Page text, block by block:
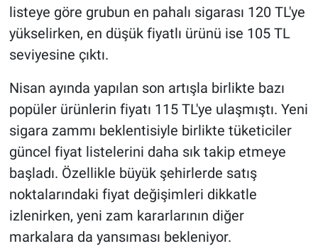
listeye göre grubun en pahalı sigarası 120 TL'ye
yükselirken, en düşük fiyatlı ürünü ise 105 TL
seviyesine çıktı.
Nisan ayında yapılan son artışla birlikte bazı
popüler ürünlerin fiyatı 115 TL'ye ulaşmıştı. Yeni
sigara zammı beklentisiyle birlikte tüketiciler
güncel fiyat listelerini daha sık takip etmeye
başladı. Özellikle büyük şehirlerde satış
noktalarındaki fiyat değişimleri dikkatle
izlenirken, yeni zam kararlarının diğer
markalara da yansıması bekleniyor.